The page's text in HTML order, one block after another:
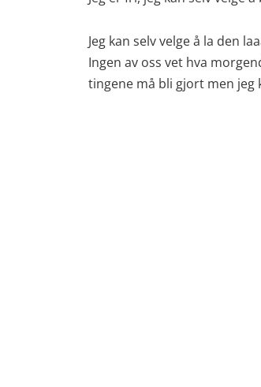
Jeg kan selv velge å la den
Ingen av oss vet hva
tingene må bli gjort men jeg